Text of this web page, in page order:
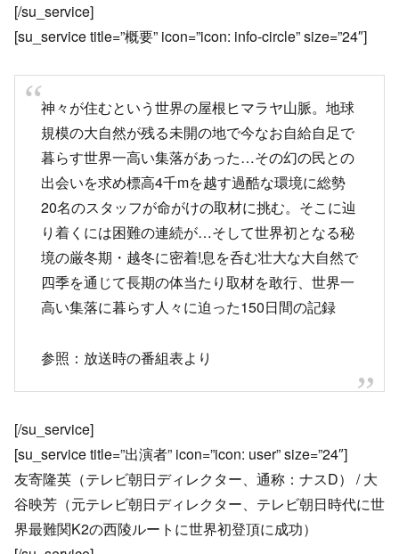
[/su_service]
[su_service title=”概要” icon=”icon: info-circle” size=”24″]
神々が住むという世界の屋根ヒマラヤ山脈。地球
規模の大自然が残る未開の地で今なお自給自足で
暮らす世界一高い集落があった…その幻の民との
出会いを求め標高4千mを越す過酷な環境に総勢
20名のスタッフが命がけの取材に挑む。そこに辿
り着くには困難の連続が…そして世界初となる秘
境の厳冬期・越冬に密着!息を呑む壮大な大自然で
四季を通じて長期の体当たり取材を敢行、世界一
高い集落に暮らす人々に迫った150日間の記録
参照：放送時の番組表より
[/su_service]
[su_service title=”出演者” icon=”icon: user” size=”24″]
友寄隆英（テレビ朝日ディレクター、通称：ナスD） / 大
谷映芳（元テレビ朝日ディレクター、テレビ朝日時代に世
界最難関K2の西陵ルートに世界初登頂に成功）